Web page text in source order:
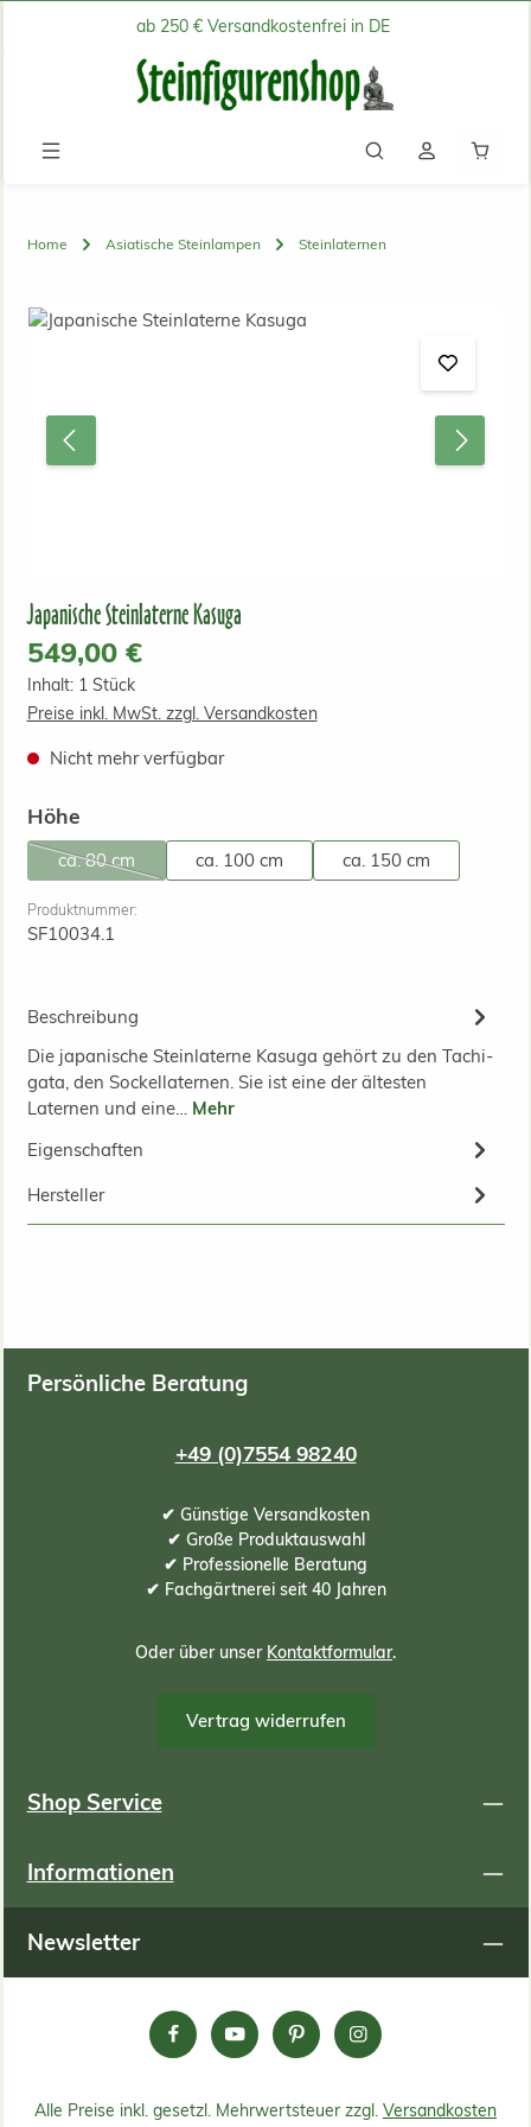
Zum Hauptinhalt springenab 250 € Versandkostenfrei in DE
Home Asiatische Steinlampen Steinlaternen
Bildergalerie überspringen
Japanische Steinlaterne Kasuga
Regulärer Preis:
549,00 €
Inhalt: 1 Stück
Preise inkl. MwSt. zzgl. Versandkosten
Nicht mehr verfügbar
Höheauswählen
ca. 80 cm
(Diese Option ist zurzeit nicht verfügbar.)
ca. 100 cm ca. 150 cm
Produktnummer:
SF10034.1
Beschreibung
Die japanische Steinlaterne Kasuga gehört zu den Tachi-
gata, den Sockellaternen. Sie ist eine der ältesten
Laternen und eine… Mehr
Eigenschaften
Hersteller
Persönliche Beratung
+49 (0)7554 98240
✔ Günstige Versandkosten
✔ Große Produktauswahl
✔ Professionelle Beratung
✔ Fachgärtnerei seit 40 Jahren
Oder über unser Kontaktformular.
Vertrag widerrufen
Shop Service
Informationen
Newsletter
Alle Preise inkl. gesetzl. Mehrwertsteuer zzgl. Versandkosten